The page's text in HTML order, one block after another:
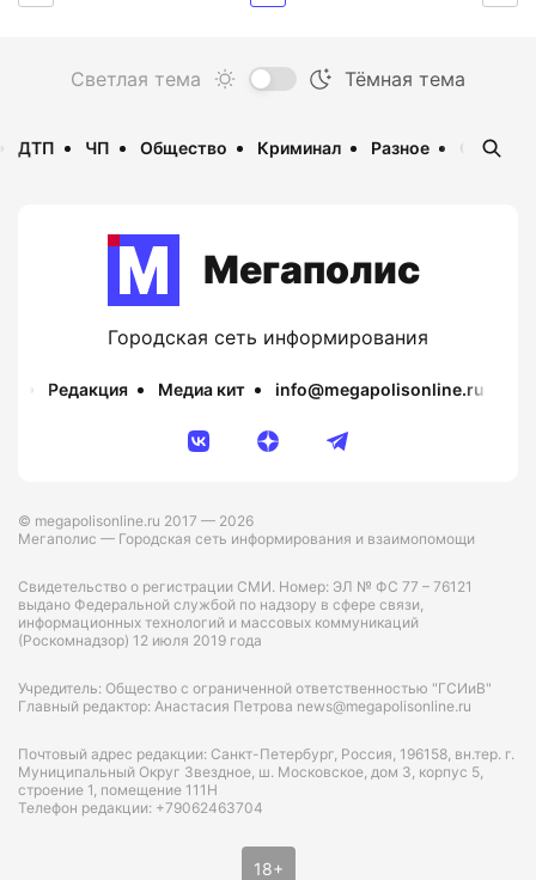
ДТП ЧП Общество Криминал Разное
Мегаполис
Городская сеть информирования
Редакция Медиа кит info@megapolisonline.ru
© megapolisonline.ru 2017 — 2026
Мегаполис — Городская сеть информирования и взаимопомощи
Свидетельство о регистрации СМИ. Номер: ЭЛ № ФС 77 – 76121
выдано Федеральной службой по надзору в сфере связи,
информационных технологий и массовых коммуникаций
(Роскомнадзор) 12 июля 2019 года
Учредитель: Общество с ограниченной ответственностью "ГСИиВ"
Главный редактор: Анастасия Петрова news@megapolisonline.ru
Почтовый адрес редакции: Санкт-Петербург, Россия, 196158, вн.тер. г.
Муниципальный Округ Звездное, ш. Московское, дом 3, корпус 5,
строение 1, помещение 111Н
Телефон редакции: +79062463704
18+